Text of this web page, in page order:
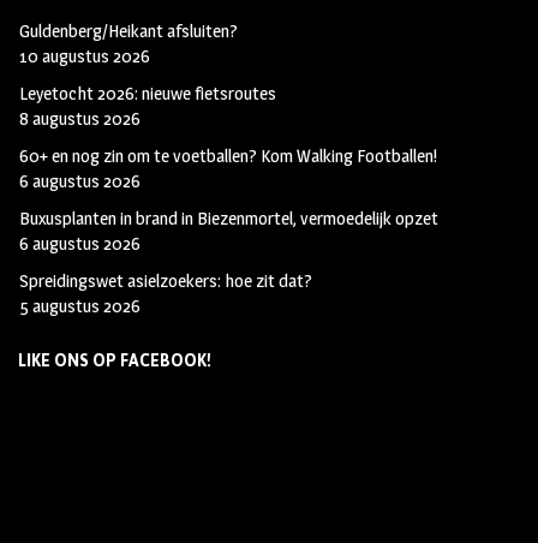
Guldenberg/Heikant afsluiten?
10 augustus 2026
Leyetocht 2026: nieuwe fietsroutes
8 augustus 2026
60+ en nog zin om te voetballen? Kom Walking Footballen!
6 augustus 2026
Buxusplanten in brand in Biezenmortel, vermoedelijk opzet
6 augustus 2026
Spreidingswet asielzoekers: hoe zit dat?
5 augustus 2026
LIKE ONS OP FACEBOOK!